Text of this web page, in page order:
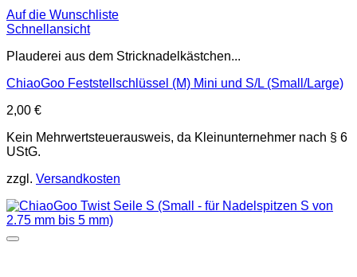
Auf die Wunschliste
Schnellansicht
Plauderei aus dem Stricknadelkästchen...
ChiaoGoo Feststellschlüssel (M) Mini und S/L (Small/Large)
2,00 €
Kein Mehrwertsteuerausweis, da Kleinunternehmer nach § 6
UStG.
zzgl. Versandkosten